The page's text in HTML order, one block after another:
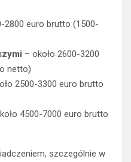
2800 euro brutto (1500-
– około 2600-3200
netto)
2500-3300 euro brutto
4500-7000 euro brutto
szczególnie w